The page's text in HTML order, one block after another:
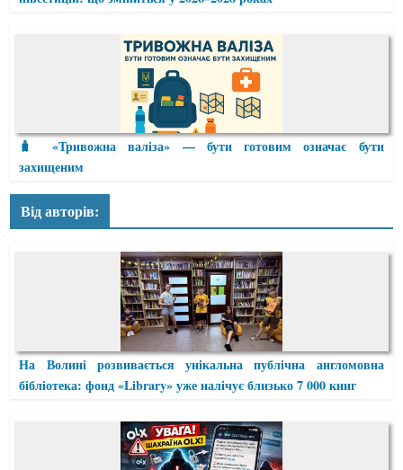
створюється особиста сторінка, посиланням на яку можна
має виключно особисте право дозволити чи заборонити
коментарі у його дописах.
Тож КовельPost запрошує до співпраці! Пишіть,
спілкуйтеся, діліться враженнями, робіть посилання у
соцмережах.
🧳 «Тривожна валіза» — бути готовим означає бути
захищеним
Від авторів:
На Волині розвивається унікальна публічна англомовна
бібліотека: фонд «Library» уже налічує близько 7 000 книг